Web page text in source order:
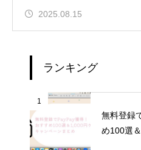
2025.08.15
ランキング
1
無料登録
め100選